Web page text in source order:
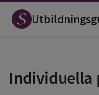
Individuella
som
favorit